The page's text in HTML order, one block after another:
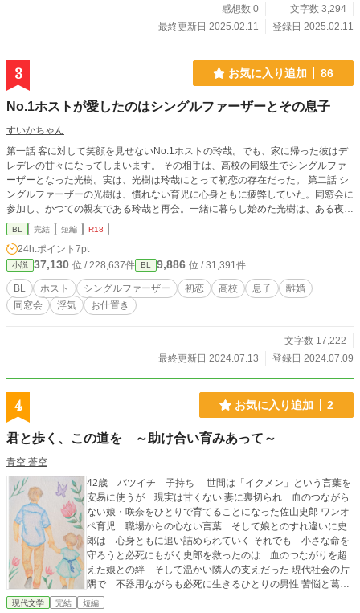
感想数 0
文字数 3,294
最終更新日 2025.02.11
登録日 2025.02.11
3 お気に入り追加 86
No.1ホストが愛したのはシングルファーザーとその息子
すいかちゃん
第一話 客に対して笑顔を見せないNo.1ホストの玲哉。でも、家に帰った彼はデ
レデレの甘々になってしまいます。 その相手は、高校の同級生でシングルファ
ーザーとなった光樹。実は、光樹は玲哉にとって初恋の存在だった。 第二話 シ
ングルファーザーの光樹は、慣れない育児に心身ともに疲弊していた。同窓会に
参加し、かつての親友である玲哉と再会。一緒に暮らし始めた光樹は、ある夜。
玲哉によって心も身体も奪われる。 玲哉との関係が、光樹視点で描かれます。
第三話 No.1ホストのレイヤは、シングルファーザーの光樹とラブラブな生活を
おくっている。 そんな時に、店の客に2人の関係がバレてしまった。 吹聴しな
い代わりに、身体の関係を迫られる玲哉。迷った末に、呼び出されたラブホへと
向かうが・・・。 第四話 最近、光樹の様子がおかしい。おまけに、カフェで知
らない男と会っていて・・・。玲哉は、何も言ってくれない恋人に甘くて淫らな
お仕置きをする。 第五話 「僕のママは？」 陸からの質問に、光樹は言葉を失
BL 完結 短編 R18
24h.ポイント 7pt
小説 37,130 位 / 228,637件 BL 9,886 位 / 31,391件
BL ホスト シングルファーザー 初恋 高校 息子
離婚
同窓会
浮気 お仕置き
文字数 17,222
最終更新日 2024.07.13
登録日 2024.07.09
4 お気に入り追加 2
君と歩く、この道を ～助け合い育みあって～
青空 蒼空
42歳 バツイチ 子持ち 世間は「イクメン」という言葉を
安易に使うが 現実は甘くない 妻に裏切られ 血のつながら
ない娘・咲奈をひとりで育てることになった佐山史郎 ワンオ
ペ育児 職場からの心ない言葉 そして娘とのすれ違いに史
郎は 心身ともに追い詰められていく それでも 小さな命を
守ろうと必死にもがく史郎を救ったのは 血のつながりを超
えた娘との絆 そして温かい隣人の支えだった 現代社会の片
隅で 不器用ながらも必死に生きるひとりの男性 苦悩と葛藤
の先に 史郎がたどり着いた答えとは 現代のワンオペ育児
現代文学 完結 短編